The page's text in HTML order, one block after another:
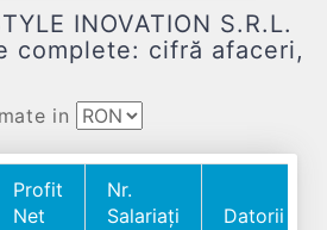
INOVATION S.R.L.
complete: cifră afaceri,
in
Profit
Net
Nr.
Salariați
Datorii